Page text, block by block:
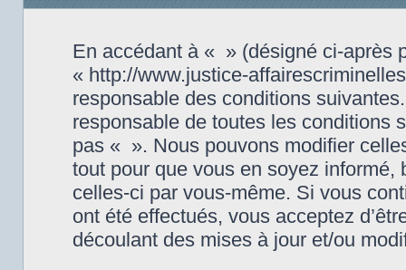
En accédant à « » (désigné ci-après
« http://www.justice-
responsable des conditions
responsable de toutes les conditions
pas « ». Nous pouvons modifier
tout pour que vous en soyez informé,
celles-ci par vous-même. Si vous
ont été effectués, vous acceptez
découlant des mises à jour et/ou